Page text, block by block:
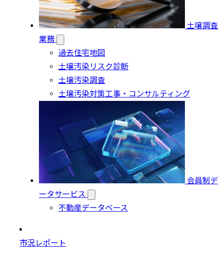
土壌調査
業務
過去住宅地図
土壌汚染リスク診断
土壌汚染調査
土壌汚染対策工事・コンサルティング
会員制デ
ータサービス
不動産データベース
市況レポート